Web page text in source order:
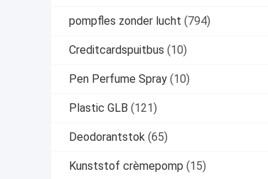
pompfles zonder lucht (794)
Creditcardspuitbus (10)
Pen Perfume Spray (10)
Plastic GLB (121)
Deodorantstok (65)
Kunststof crèmepomp (15)